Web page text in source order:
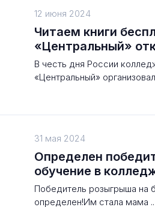
12 июня 2024
Читаем книги
«Центральный»
В честь дня России
«Центральный»
31 мая 2024
Определен
обучение в
Победитель розыгрыша на
определен!Им стала мама ..